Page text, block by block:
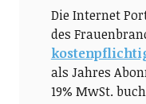
Die Internet
des
als Jahres
19% MwSt.